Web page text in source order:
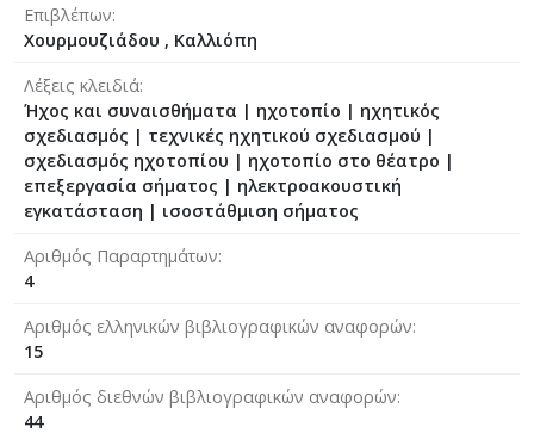
Επιβλέπων
Χουρμουζιάδου , Καλλιόπη
Λέξεις κλειδιά
Ήχος και συναισθήματα | ηχοτοπίο | ηχητικός
σχεδιασμός | τεχνικές ηχητικού σχεδιασμού |
σχεδιασμός ηχοτοπίου | ηχοτοπίο στο θέατρο |
επεξεργασία σήματος | ηλεκτροακουστική
εγκατάσταση | ισοστάθμιση σήματος
Αριθμός Παραρτημάτων
4
Αριθμός ελληνικών βιβλιογραφικών αναφορών
15
Αριθμός διεθνών βιβλιογραφικών αναφορών
44